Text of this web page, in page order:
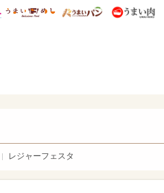
研 ディズニー特集
mimot. うまいめし うまいパン
レジャーフェスタ